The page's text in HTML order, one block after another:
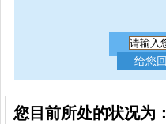
您目前所处的状况为：